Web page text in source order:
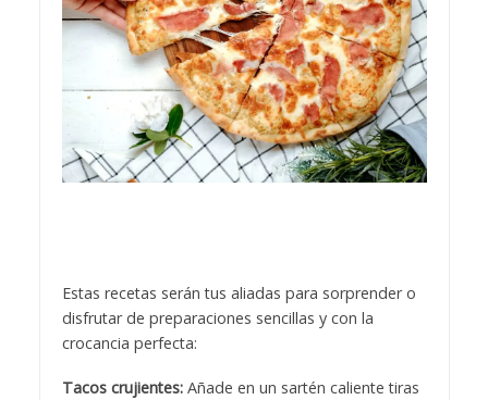
Estas recetas serán tus aliadas para sorprender o
disfrutar de preparaciones sencillas y con la
crocancia perfecta:
Tacos crujientes:Añade en un sartén caliente tiras